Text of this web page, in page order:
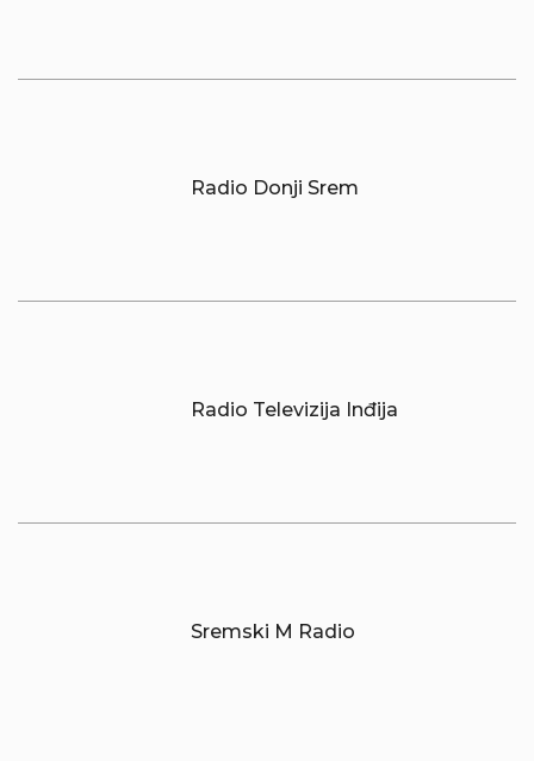
Radio Donji Srem
Radio Televizija Inđija
Sremski M Radio